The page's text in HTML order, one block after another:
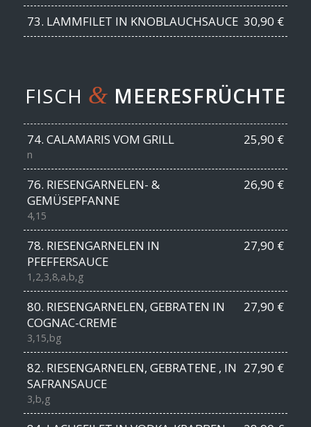
73. LAMMFILET IN KNOBLAUCHSAUCE 30,90 €
FISCH & MEERESFRÜCHTE
74. CALAMARIS VOM GRILL 25,90 €
n
76. RIESENGARNELEN- &
GEMÜSEPFANNE
26,90 €
4,15
78. RIESENGARNELEN IN
PFEFFERSAUCE
27,90 €
1,2,3,8,a,b,g
80. RIESENGARNELEN, GEBRATEN IN
COGNAC-CREME
27,90 €
3,15,bg
82. RIESENGARNELEN, GEBRATENE , IN
SAFRANSAUCE
27,90 €
3,b,g